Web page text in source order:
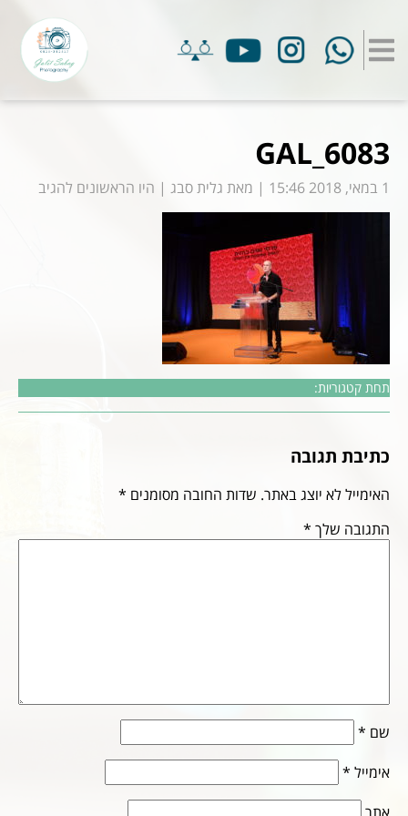
GAL_6083
1 במאי, 2018 15:46 | מאת גלית סבג | היו הראשונים להגיב
תחת קטגוריות:
כתיבת תגובה
האימייל לא יוצג באתר. שדות החובה מסומנים *
התגובה שלך *
שם *
אימייל *